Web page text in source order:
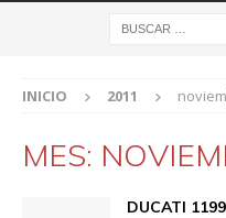
INICIO 2011
MES:
DUCATI